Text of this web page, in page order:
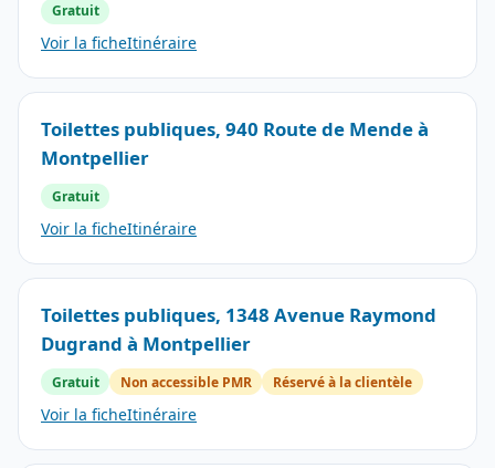
Gratuit
Voir la ficheItinéraire
Toilettes publiques, 940 Route de Mende à
Montpellier
Gratuit
Voir la ficheItinéraire
Toilettes publiques, 1348 Avenue Raymond
Dugrand à Montpellier
Gratuit Non accessible PMR Réservé à la clientèle
Voir la ficheItinéraire